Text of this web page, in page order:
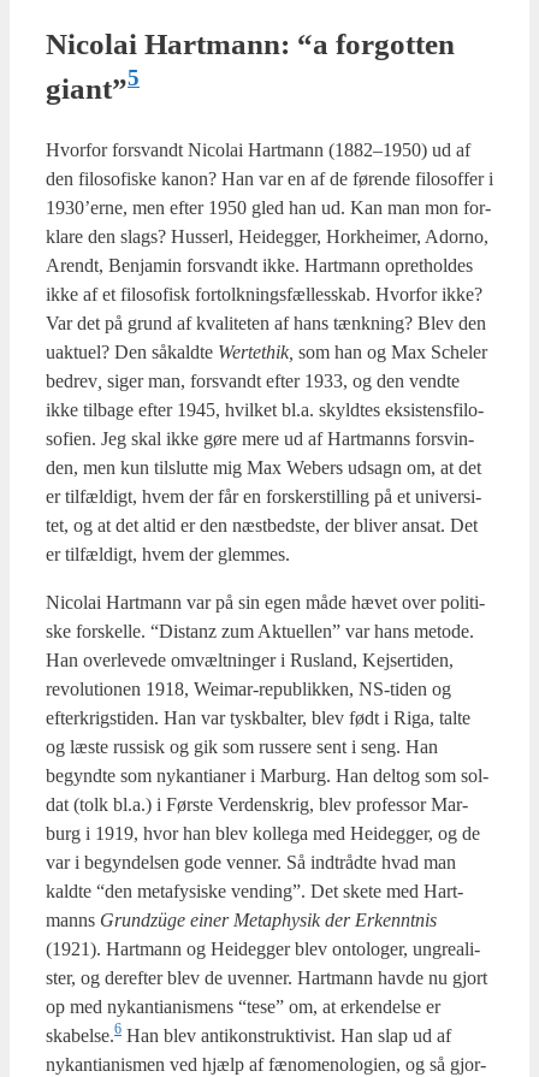
Nico­lai Hart­mann: “a for­got­ten
giant”5
Hvor­for for­svandt Nico­lai Hart­mann (1882–1950) ud af
den filo­so­fi­ske kanon? Han var en af de før­en­de filo­sof­fer i
1930’erne, men efter 1950 gled han ud. Kan man mon for­
kla­re den slags? Hus­serl, Hei­deg­ger, Hor­k­hei­mer, Ador­no,
Arendt, Benja­min for­svandt ikke. Hart­mann opret­hol­des
ikke af et filo­so­fisk for­tolk­nings­fæl­les­skab. Hvor­for ikke?
Var det på grund af kva­li­te­ten af hans tænk­ning? Blev den
uak­tu­el? Den såkald­te Wer­tet­hik, som han og Max Sche­ler
bed­rev siger man, for­svandt efter 1933, og den vend­te
ikke til­ba­ge efter 1945, hvil­ket bl.a. skyld­tes eksi­stens­fi­lo­
so­fi­en. Jeg skal ikke gøre mere ud af Hart­manns for­svin­
den, men kun til­slut­te mig Max Webers udsagn om, at det
er til­fæl­digt, hvem der får en for­sker­stil­ling på et uni­ver­si­
tet, og at det altid er den næst­bed­ste, der bli­ver ansat. Det
er til­fæl­digt, hvem der glem­mes.
Nico­lai Hart­mann var på sin egen måde hævet over poli­ti­
ske for­skel­le. “Distanz zum Aktu­el­len” var hans meto­de.
Han over­le­ve­de omvælt­nin­ger i Rusland, Kej­ser­ti­den,
revo­lu­tio­nen 1918, Wei­mar-repu­blik­ken, NS-tiden og
efter­krig­sti­den. Han var tysk­bal­ter, blev født i Riga, tal­te
og læste rus­sisk og gik som rus­se­re sent i seng. Han
begynd­te som nykan­ti­a­ner i Mar­burg. Han delt­og som sol­
dat (tolk bl.a.) i Før­ste Ver­denskrig, blev pro­fes­sor Mar­
burg i 1919, hvor han blev kol­le­ga med Hei­deg­ger, og de
var i begyn­del­sen gode ven­ner. Så ind­t­rå­d­te hvad man
kald­te “den meta­fy­si­ske ven­ding”. Det ske­te med Hart­
manns Grundzü­ge einer Metap­hy­sik der Erken­nt­nis
(1921). Hart­mann og Hei­deg­ger blev onto­lo­ger, ungre­a­li­
ster, og der­ef­ter blev de uven­ner. Hart­mann hav­de nu gjort
op med nykan­ti­a­nis­mens “tese” om, at erken­del­se er
skabelse.6 Han blev anti­kon­struk­ti­vist. Han slap ud af
nykan­ti­a­nis­men ved hjælp af fæno­meno­lo­gi­en, og så gjor­